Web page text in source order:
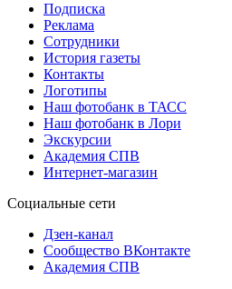
Подписка
Реклама
Сотрудники
История газеты
Контакты
Логотипы
Наш фотобанк в ТАСС
Наш фотобанк в Лори
Экскурсии
Академия СПВ
Интернет-магазин
Социальные сети
Дзен-канал
Сообщество ВКонтакте
Академия СПВ